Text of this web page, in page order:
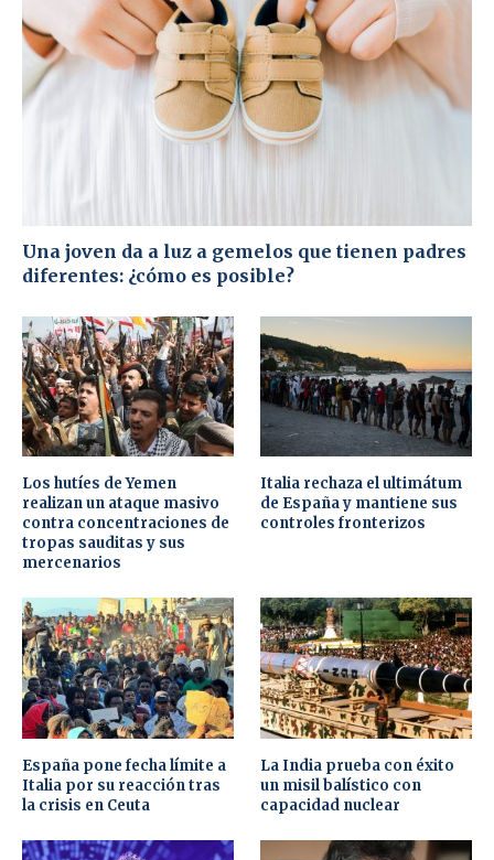
Una joven da a luz a gemelos que tienen padres
diferentes: ¿cómo es posible?
Los hutíes de Yemen
realizan un ataque masivo
contra concentraciones de
tropas sauditas y sus
mercenarios
Italia rechaza el ultimátum
de España y mantiene sus
controles fronterizos
España pone fecha límite a
Italia por su reacción tras
la crisis en Ceuta
La India prueba con éxito
un misil balístico con
capacidad nuclear